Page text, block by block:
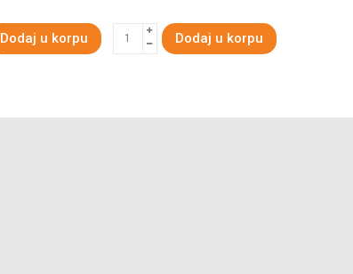
Dodaj u korpu Dodaj u korpu